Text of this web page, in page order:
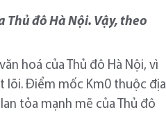
đô Hà Nội. Vậy, theo
hoá của Thủ đô Hà Nội, vì
lõi. Điểm mốc Km0 thuộc địa
tỏa mạnh mẽ của Thủ đô